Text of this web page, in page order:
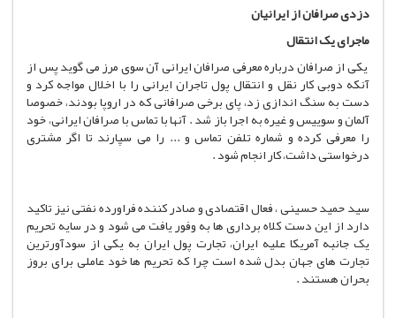
دزدی صرافان از ایرانیان
ماجرای یک انتقال
یکی از صرافان درباره معرفی صرافان ایرانی آن سوی مرز می گوید پس از
آنکه دوبی کار نقل و انتقال پول تاجران ایرانی را با اخلال مواجه کرد و
دست به سنگ اندازی زد، پای برخی صرافانی که در اروپا بودند، خصوصا
آلمان و سوییس و غیره به اجرا باز شد . آنها با تماس با صرافان ایرانی، خود
را معرفی کرده و شماره تلفن تماس و ... را می سپارند تا اگر مشتری
درخواستی داشت، کار انجام شود .
سید حمید حسینی ، فعال اقتصادی و صادر کننده فراورده نفتی نیز تاکید
دارد از این دست کلاه برداری ها به وفور یافت می شود و در سایه تحریم
یک جانبه آمریکا علیه ایران، تجارت پول ایران به یکی از سودآورترین
تجارت های جهان بدل شده است چرا که تحریم ها خود عاملی برای بروز
بحران هستند .